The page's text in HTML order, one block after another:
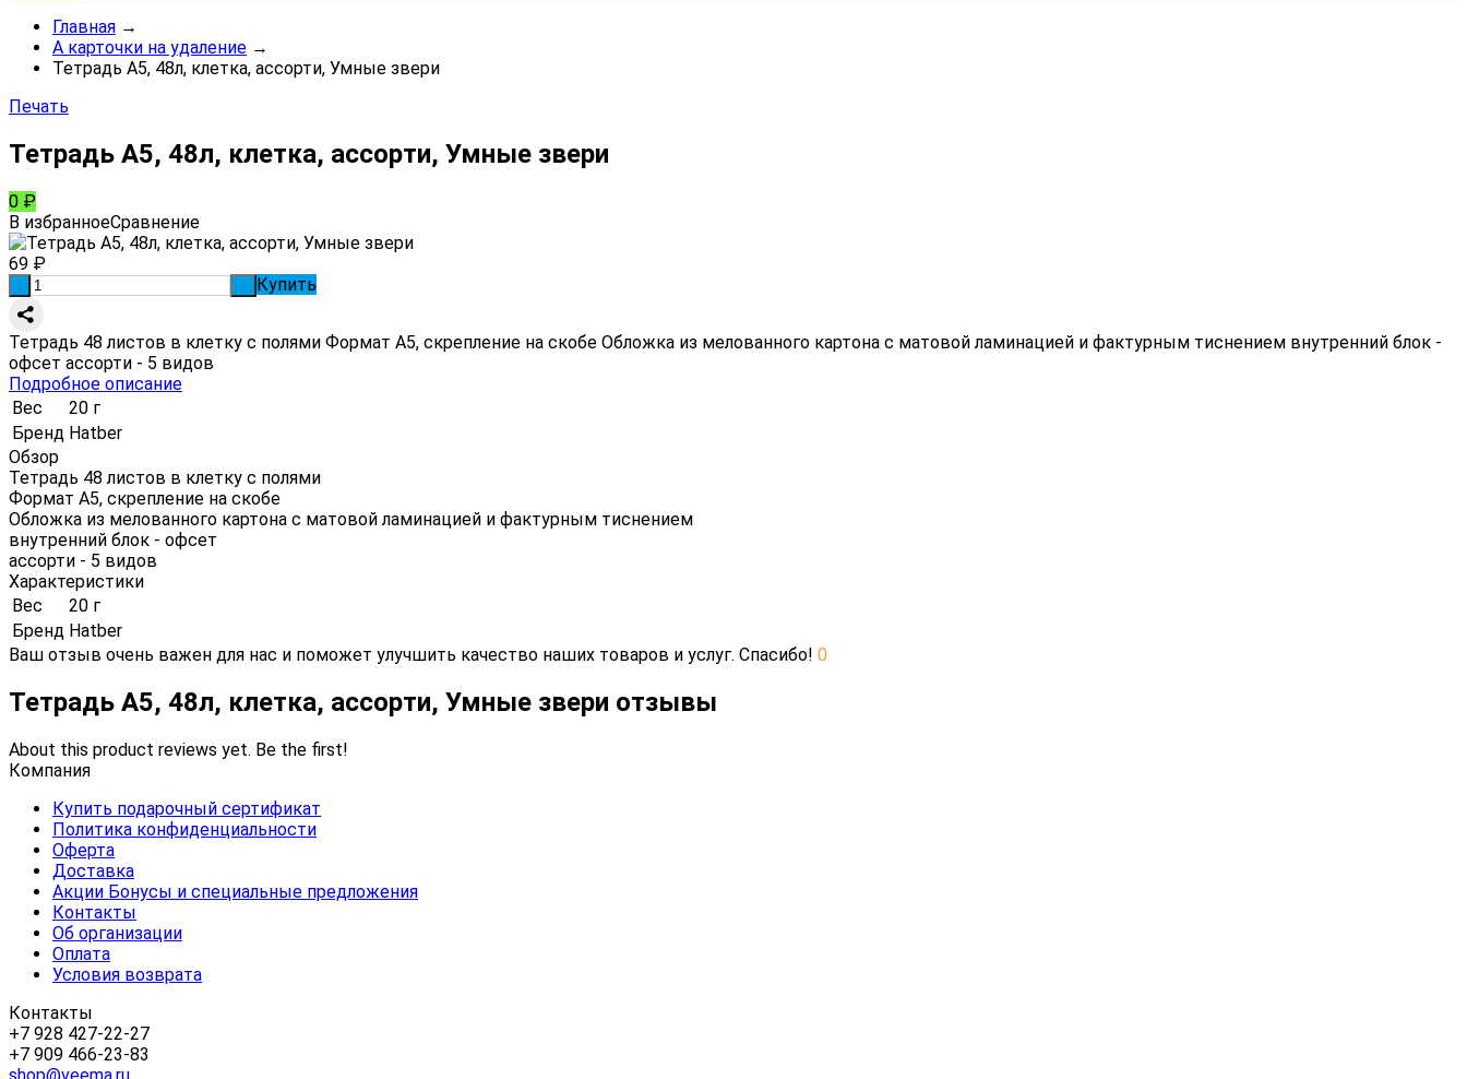
Главная →
А карточки на удаление →
Тетрадь А5, 48л, клетка, ассорти, Умные звери
Печать
Тетрадь А5, 48л, клетка, ассорти, Умные звери
0 ₽
В избранноеСравнение
69 ₽
Купить
Тетрадь 48 листов в клетку с полями Формат А5, скрепление на скобе Обложка из мелованного картона с матовой ламинацией и фактурным тиснением внутренний блок -
офсет ассорти - 5 видов
Подробное описание
Вес
20 г
Бренд Hatber
Обзор
Тетрадь 48 листов в клетку с полями
Формат А5, скрепление на скобе
Обложка из мелованного картона с матовой ламинацией и фактурным тиснением
внутренний блок - офсет
ассорти - 5 видов
Характеристики
Вес
20 г
Бренд Hatber
Ваш отзыв очень важен для нас и поможет улучшить качество наших товаров и услуг. Спасибо! 0
Тетрадь А5, 48л, клетка, ассорти, Умные звери отзывы
About this product reviews yet. Be the first!
Компания
Купить подарочный сертификат
Политика конфиденциальности
Оферта
Доставка
Акции Бонусы и специальные предложения
Контакты
Об организации
Оплата
Условия возврата
Контакты
+7 928 427-22-27
+7 909 466-23-83
shop@veema.ru